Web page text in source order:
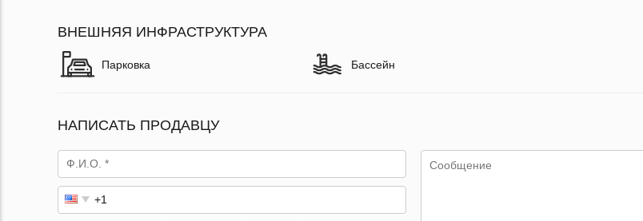
ВНЕШНЯЯ ИНФРАСТРУКТУРА
Парковка Бассейн
НАПИСАТЬ ПРОДАВЦУ